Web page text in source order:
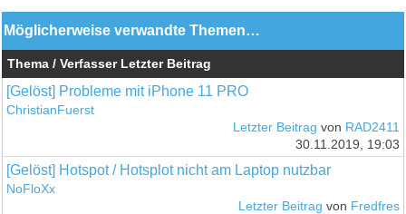
Möglicherweise verwandte Themen…
Thema / Verfasser Letzter Beitrag
[Gelöst] Probleme mit iPhone 11 PRO
ChristianFuerst
Letzter Beitrag von RAD2411
30.11.2019, 19:03
[Gelöst] Hotspot / Hotsplot nicht am Laptop nutzbar
NoFloXx
Letzter Beitrag von Fredfres